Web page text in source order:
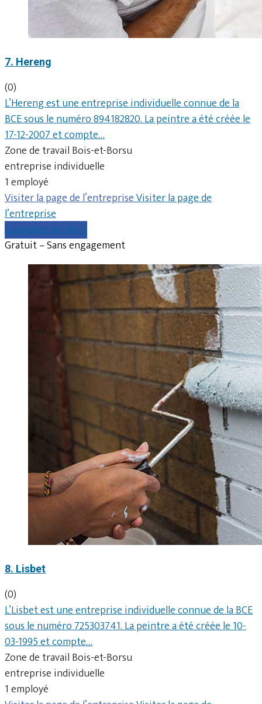
7. Hereng
(0)
L’Hereng est une entreprise individuelle connue de la
BCE sous le numéro 894182820. La peintre a été créée le
17-12-2007 et compte…
Zone de travail Bois-et-Borsu
entreprise individuelle
1 employé
Visiter la page de l’entrepriseVisiter la page de
l’entreprise
Comparer les devis
Gratuit – Sans engagement
8. Lisbet
(0)
L’Lisbet est une entreprise individuelle connue de la BCE
sous le numéro 725303741. La peintre a été créée le 10-
03-1995 et compte…
Zone de travail Bois-et-Borsu
entreprise individuelle
1 employé